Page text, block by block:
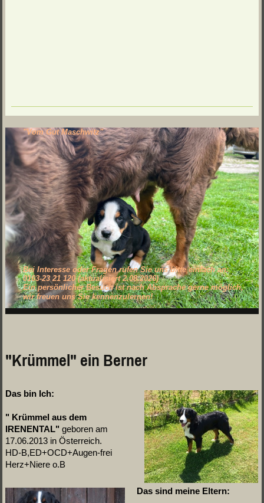
"Vom Gut Maschwitz"
Bei Interesse oder Fragen rufen Sie uns bitte einfach an:
0163-23 21 120 (aktualisiert 2.08.2026)
Ein persönlicher Besuch ist nach Absprache gerne möglich,
wir freuen uns Sie kennenzulernen!
.
"Krümmel" ein Berner
Das bin Ich:
" Krümmel aus dem
IRENENTAL" geboren am
17.06.2013 in Österreich.
HD-B,ED+OCD+Augen-frei
Herz+Niere o.B
Das sind meine Eltern: